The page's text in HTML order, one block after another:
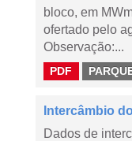
bloco, em
ofertado pelo
Observação:...
PDF
Intercâmbio
Dados de